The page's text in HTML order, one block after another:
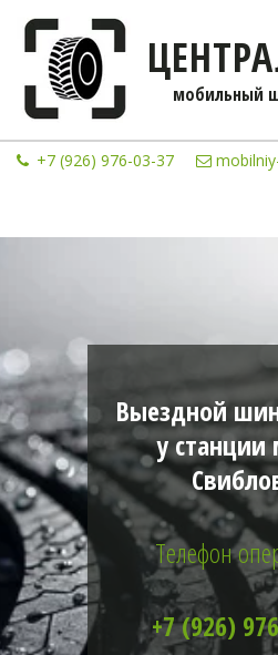
мобильны­­й
+7 (926) 976-03-37
Выездной
у станции
Телефон
+7 (926)